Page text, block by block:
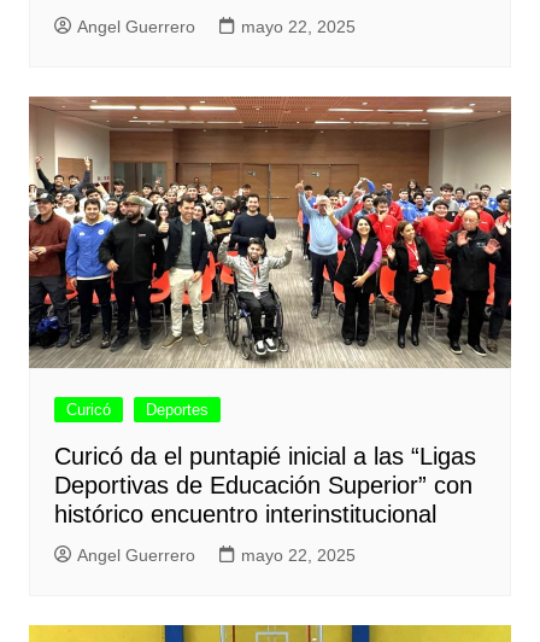
Angel Guerrero mayo 22, 2025
Curicó Deportes
Curicó da el puntapié inicial a las “Ligas
Deportivas de Educación Superior” con
histórico encuentro interinstitucional
Angel Guerrero mayo 22, 2025